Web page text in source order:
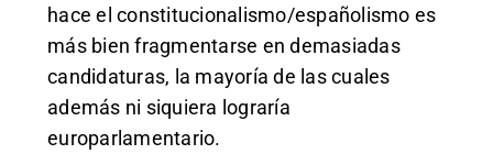
hace el constitucionalismo/españolismo es
más bien fragmentarse en demasiadas
candidaturas, la mayoría de las cuales
además ni siquiera lograría
europarlamentario.